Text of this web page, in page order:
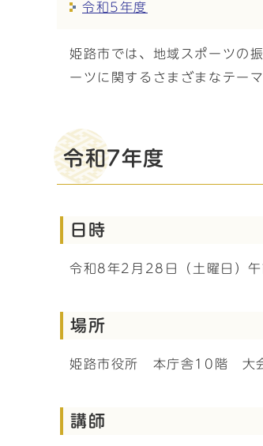
令和5年度
姫路市では、地域スポーツの
ーツに関するさまざまなテー
令和7年度
日時
令和8年2月28日（土曜日）
場所
姫路市役所 本庁舎10階 大
講師